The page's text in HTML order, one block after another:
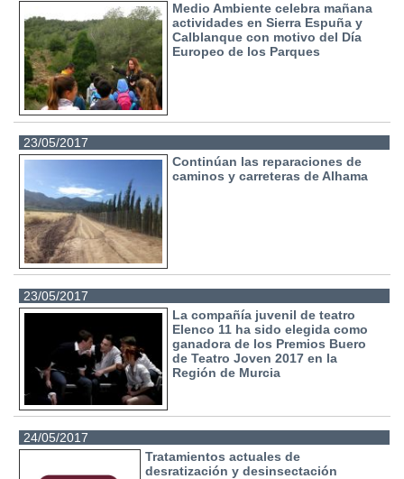
Medio Ambiente celebra mañana
actividades en Sierra Espuña y
Calblanque con motivo del Día
Europeo de los Parques
23/05/2017
Continúan las reparaciones de
caminos y carreteras de Alhama
23/05/2017
La compañía juvenil de teatro
Elenco 11 ha sido elegida como
ganadora de los Premios Buero
de Teatro Joven 2017 en la
Región de Murcia
24/05/2017
Tratamientos actuales de
desratización y desinsectación